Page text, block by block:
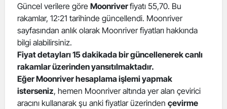
Erzurum
Giresun
Gümüşhane
Güncel verilere göre Moonriverfiyatı 55,70. Bu
rakamlar, 12:21 tarihinde güncellendi. Moonriver
sayfasından anlık olarak Moonriver fiyatları hakkında
bilgi alabilirsiniz.
Fiyat detayları 15 dakikada bir güncellenerek canlı
rakamlar üzerinden yansıtılmaktadır.
Eğer Moonriver hesaplama işlemi yapmak
isterseniz, hemen Moonriver altında yer alan çevirici
aracını kullanarak şu anki fiyatlar üzerinden çevirme